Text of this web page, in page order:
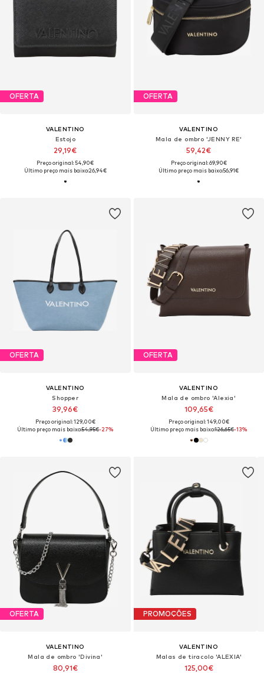
OFERTA
VALENTINO
Estojo
29,19€
Preço original: 54,90€
Último preço mais baixo:26,94€
OFERTA
VALENTINO
Mala de ombro 'JENNY RE'
59,42€
Preço original: 69,90€
Último preço mais baixo:56,91€
OFERTA
VALENTINO
Shopper
39,96€
Preço original: 129,00€
Último preço mais baixo:54,95€-27%
OFERTA
VALENTINO
Mala de ombro 'Alexia'
109,65€
Preço original: 149,00€
Último preço mais baixo:126,65€-13%
OFERTA
VALENTINO
Mala de ombro 'Divina'
80,91€
PROMOÇÕES
VALENTINO
Malas de tiracolo 'ALEXIA'
125,00€